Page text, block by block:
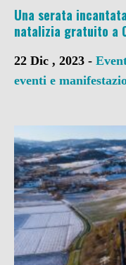
Una serata
natalizia gratuito a
22 Dic , 2023 -
eventi e